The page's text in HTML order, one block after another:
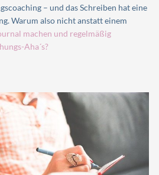
– und das Schreiben hat eine
Warum also nicht anstatt einem
machen und regelmäßig
Aha´s?